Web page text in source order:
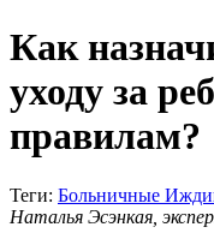
Как
уходу за
правилам?
Теги: Больничные
Наталья Эсэнкая,